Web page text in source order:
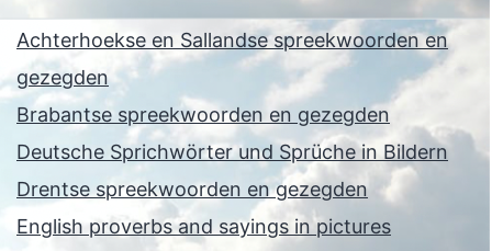
Achterhoekse en Sallandse spreekwoorden en
gezegden
Brabantse spreekwoorden en gezegden
Deutsche Sprichwörter und Sprüche in Bildern
Drentse spreekwoorden en gezegden
English proverbs and sayings in pictures